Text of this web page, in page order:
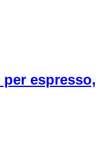
espresso,